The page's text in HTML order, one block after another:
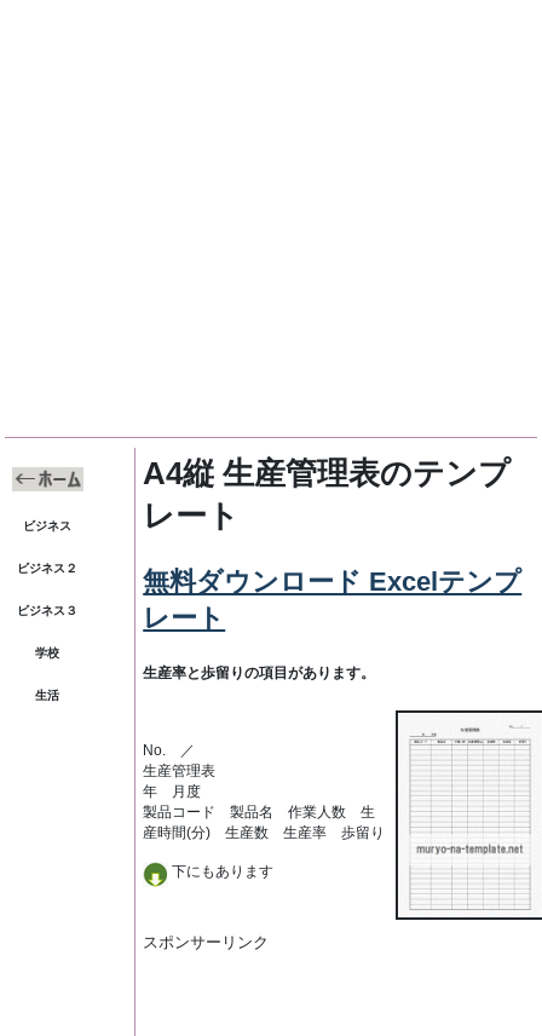
ビジネス
ビジネス２
ビジネス３
学校
生活
A4縦 生産管理表のテンプ
レート
無料ダウンロード Excelテンプ
レート
生産率と歩留りの項目があります。
No. ／
生産管理表
年 月度
製品コード 製品名 作業人数 生
産時間(分) 生産数 生産率 歩留り
下にもあります
スポンサーリンク